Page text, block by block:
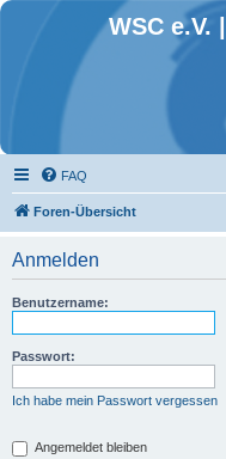
WSC e.V.
FAQ
Foren-Übersicht
Anmelden
Benutzername:
Passwort:
Ich habe mein Passwort vergessen
Angemeldet bleiben